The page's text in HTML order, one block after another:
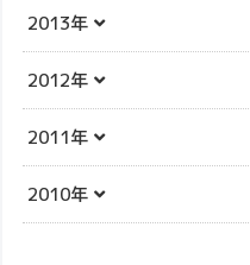
2013年
2012年
2011年
2010年